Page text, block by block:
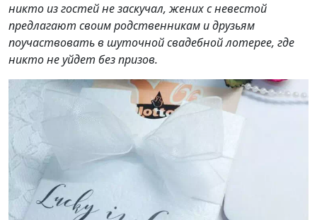
никто из гостей не заскучал, жених с невестой
предлагают своим родственникам и друзьям
поучаствовать в шуточной свадебной лотерее, где
никто не уйдет без призов.